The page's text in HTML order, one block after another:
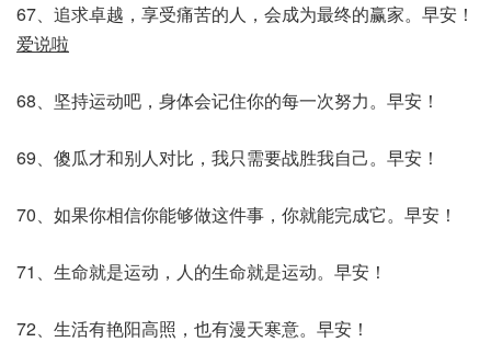
67、追求卓越，享受痛苦的人，会成为最终的赢家。早安！
爱说啦
68、坚持运动吧，身体会记住你的每一次努力。早安！
69、傻瓜才和别人对比，我只需要战胜我自己。早安！
70、如果你相信你能够做这件事，你就能完成它。早安！
71、生命就是运动，人的生命就是运动。早安！
72、生活有艳阳高照，也有漫天寒意。早安！